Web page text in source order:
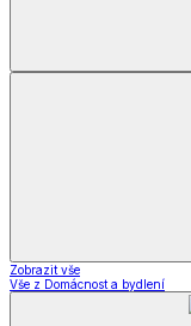
Zobrazit vše
Vše z Domácnost a bydlení